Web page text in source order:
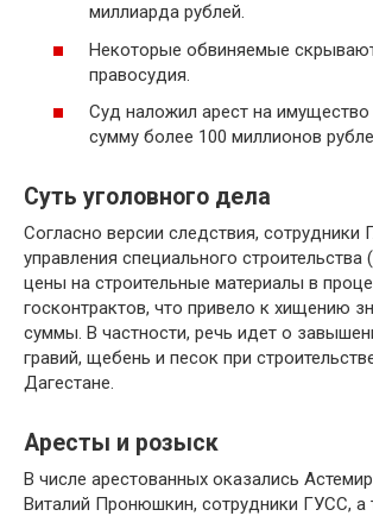
миллиарда рублей.
Некоторые обвиняемые
правосудия.
Суд наложил арест на
сумму более 100 миллионов
Суть уголовного дела
Согласно версии следствия, сотрудники
управления специального
цены на строительные материалы в
госконтрактов, что привело к хищению
суммы. В частности, речь идет о
гравий, щебень и песок при
Дагестане.
Аресты и розыск
В числе арестованных оказались
Виталий Пронюшкин, сотрудники ГУСС, а